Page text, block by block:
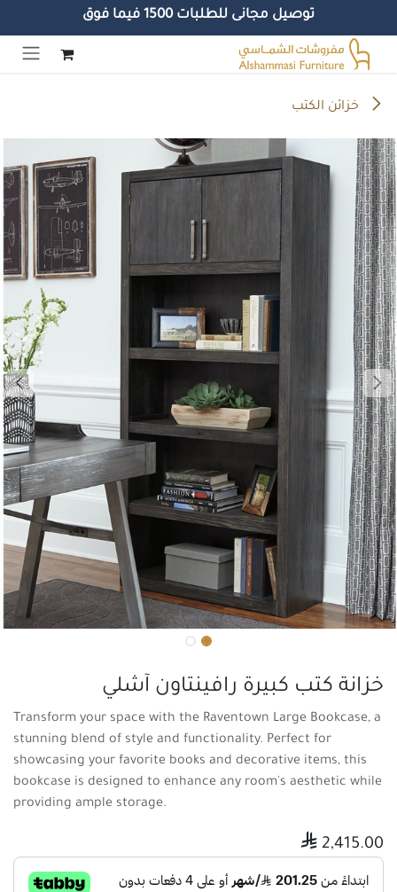
توصيل مجانى للطلبات 1500 فيما فوق
تخطي للذهاب إلى المحتوى
خزائن الكتب
خزانة كتب كبيرة رافينتاون آشلي
Transform your space with the Raventown Large Bookcase, a
stunning blend of style and functionality. Perfect for
showcasing your favorite books and decorative items, this
bookcase is designed to enhance any room's aesthetic while
providing ample storage.
2,415.00